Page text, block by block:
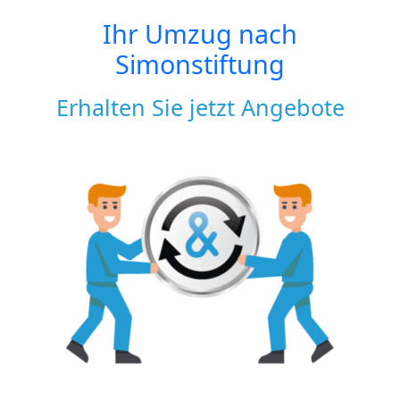
Ihr Umzug nach
Simonstiftung
Erhalten Sie jetzt Angebote